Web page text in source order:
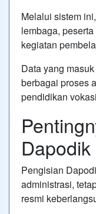
Melalui sistem
lembaga,
kegiatan
Data yang
berbagai proses
pendidikan
Pengisian
administrasi,
resmi